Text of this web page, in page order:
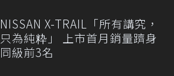
NISSAN X-TRAIL「所有講究，
只為純粋」 上市首月銷量躋身
同級前3名